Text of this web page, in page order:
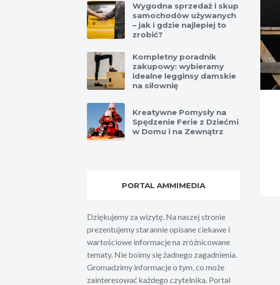
Wygodna sprzedaż i skup
samochodów używanych
– jak i gdzie najlepiej to
zrobić?
Kompletny poradnik
zakupowy: wybieramy
idealne legginsy damskie
na siłownię
Kreatywne Pomysły na
Spędzenie Ferie z Dziećmi
w Domu i na Zewnątrz
PORTAL AMMIMEDIA
Dziękujemy za wizytę. Na naszej stronie
prezentujemy starannie opisane ciekawe i
wartościowe informacje na zróżnicowane
tematy. Nie boimy się żadnego zagadnienia.
Gromadzimy informacje o tym, co może
zainteresować każdego czytelnika. Portal